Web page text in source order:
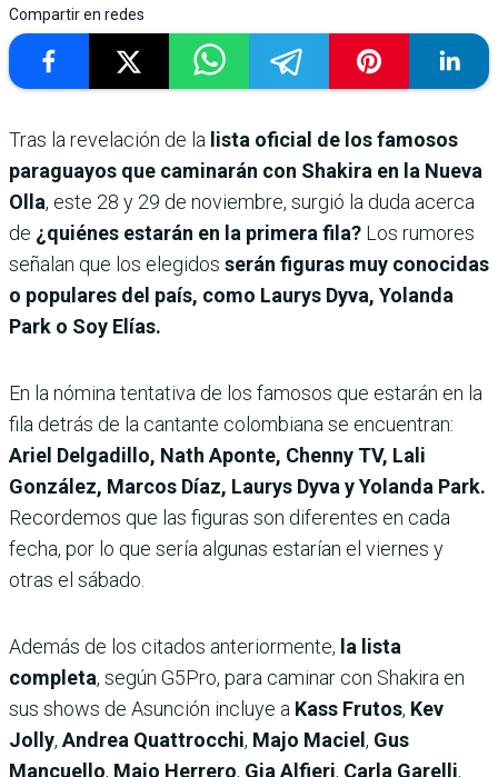
Compartir en redes
Tras la revelación de la lista oficial de los famosos
paraguayos que caminarán con Shakira en la Nueva
Olla, este 28 y 29 de noviembre, surgió la duda acerca
de ¿quiénes estarán en la primera fila? Los rumores
señalan que los elegidos serán figuras muy conocidas
o populares del país, como Laurys Dyva, Yolanda
Park o Soy Elías.
En la nómina tentativa de los famosos que estarán en la
fila detrás de la cantante colombiana se encuentran:
Ariel Delgadillo, Nath Aponte, Chenny TV, Lali
González, Marcos Díaz, Laurys Dyva yYolanda Park.
Recordemos que las figuras son diferentes en cada
fecha, por lo que sería algunas estarían el viernes y
otras el sábado.
Además de los citados anteriormente, la lista
completa, según G5Pro, para caminar con Shakira en
sus shows de Asunción incluye a Kass Frutos, Kev
Jolly, Andrea Quattrocchi, Majo Maciel , Gus
Mancuello, Majo Herrero, Gia Alfieri, Carla Garelli,